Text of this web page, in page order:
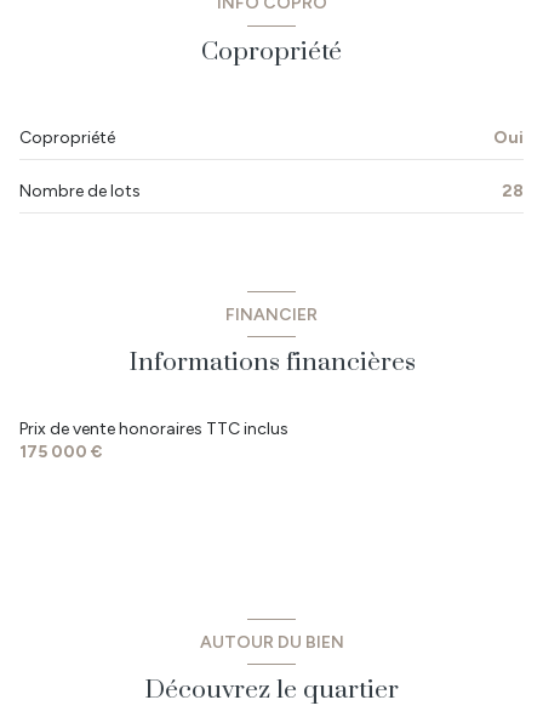
terrasse
visiophone
Copropriété
Copropriété Oui
Nombre de lots 28
FINANCIER
Informations financières
Prix de vente honoraires TTC inclus
175 000 €
AUTOUR DU BIEN
Découvrez le quartier